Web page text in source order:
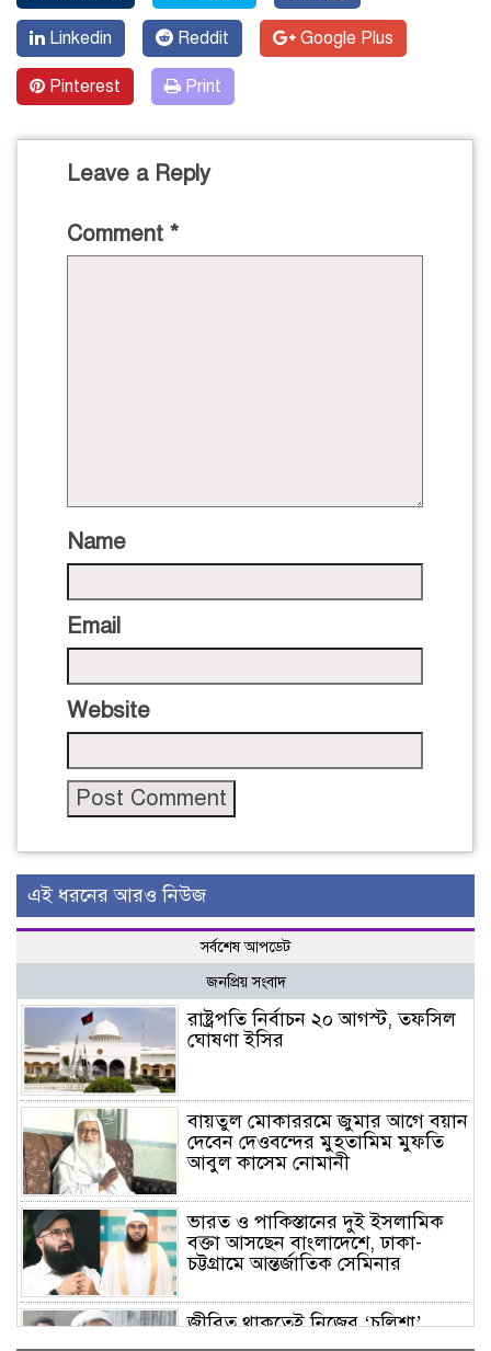
Linkedin Reddit Google Plus
Pinterest Print
Leave a Reply
Comment *
Name
Email
Website
এই ধরনের আরও নিউজ
সর্বশেষ আপডেট
জনপ্রিয় সংবাদ
রাষ্ট্রপতি নির্বাচন ২০ আগস্ট, তফসিল
ঘোষণা ইসির
বায়তুল মোকাররমে জুমার আগে বয়ান
দেবেন দেওবন্দের মুহতামিম মুফতি
আবুল কাসেম নোমানী
ভারত ও পাকিস্তানের দুই ইসলামিক
বক্তা আসছেন বাংলাদেশে, ঢাকা-
চট্টগ্রামে আন্তর্জাতিক সেমিনার
জীবিত থাকতেই নিজের ‘চল্লিশা’
করলেন বৃদ্ধ, খেলেন ২ হাজার মানুষ